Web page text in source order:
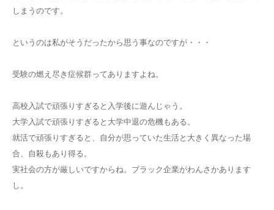
しまうのです。
というのは私がそうだったから思う事なのですが・・・
受験の燃え尽き症候群ってありますよね。
高校入試で頑張りすぎると入学後に遊んじゃう。
大学入試で頑張りすぎると大学中退の危機もある。
就活で頑張りすぎると、自分が思っていた生活と大きく異なった場
合、自殺もあり得る。
実社会の方が厳しいですからね。ブラック企業がわんさかあります
し。